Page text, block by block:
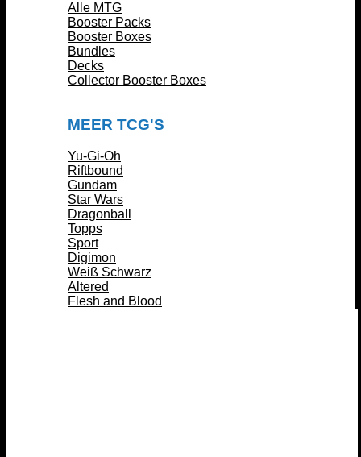
Alle MTG
Booster Packs
Booster Boxes
Bundles
Decks
Collector Booster Boxes
MEER TCG'S
Yu-Gi-Oh
Riftbound
Gundam
Star Wars
Dragonball
Topps
Sport
Digimon
Weiß Schwarz
Altered
Flesh and Blood